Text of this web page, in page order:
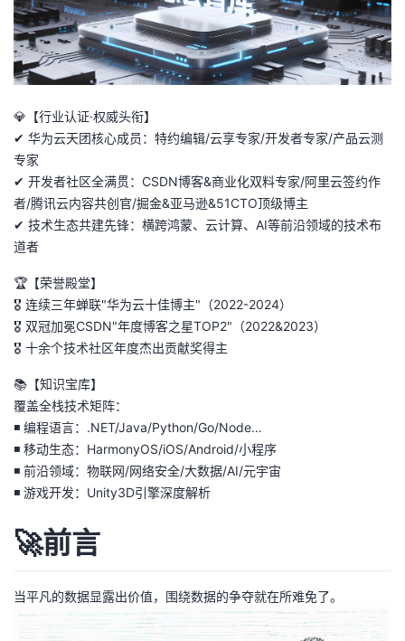
者
我
的
博
客
我
的
论
坛
我
的
圈
子
我
的
直
播
我
的
活
动
我
的
关
注
我
的
开
发
学
堂
我
的
Programs
我
的
持
我
💎【行业认证·权威头衔】
✔ 华为云天团核心成员：特约编辑/云享专家/开发者专家/产品云测
专家
✔ 开发者社区全满贯：CSDN博客&商业化双料专家/阿里云签约作
者/腾讯云内容共创官/掘金&亚马逊&51CTO顶级博主
✔ 技术生态共建先锋：横跨鸿蒙、云计算、AI等前沿领域的技术布
道者
🏆【荣誉殿堂】
🎖 连续三年蝉联"华为云十佳博主"（2022-2024）
🎖 双冠加冕CSDN"年度博客之星TOP2"（2022&2023）
🎖 十余个技术社区年度杰出贡献奖得主
📚【知识宝库】
覆盖全栈技术矩阵：
◾ 编程语言：.NET/Java/Python/Go/Node…
◾ 移动生态：HarmonyOS/iOS/Android/小程序
◾ 前沿领域：物联网/网络安全/大数据/AI/元宇宙
◾ 游戏开发：Unity3D引擎深度解析
🚀前言
当平凡的数据显露出价值，围绕数据的争夺就在所难免了。